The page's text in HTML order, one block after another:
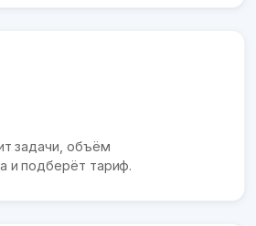
задачи, объём
и подберёт тариф.